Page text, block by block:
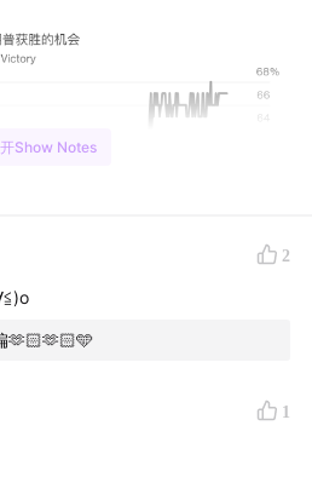
刺事件总结
谋 —— 分析集会现场视频
Show Notes
2
🫶🏻🫶🏻🩵
1